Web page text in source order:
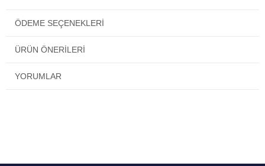
ÖDEME SEÇENEKLERI
ÜRÜN ÖNERILERI
YORUMLAR